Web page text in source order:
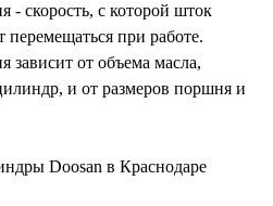
- скорость, с которой шток
при работе.
зависит от объема масла,
и от размеров поршня и
Doosan в Краснодаре